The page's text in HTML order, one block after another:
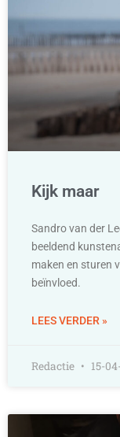
Kijk maar
Sandro van der
beeldend
maken en sturen
beïnvloed.
LEES VERDER »
Redactie 15-